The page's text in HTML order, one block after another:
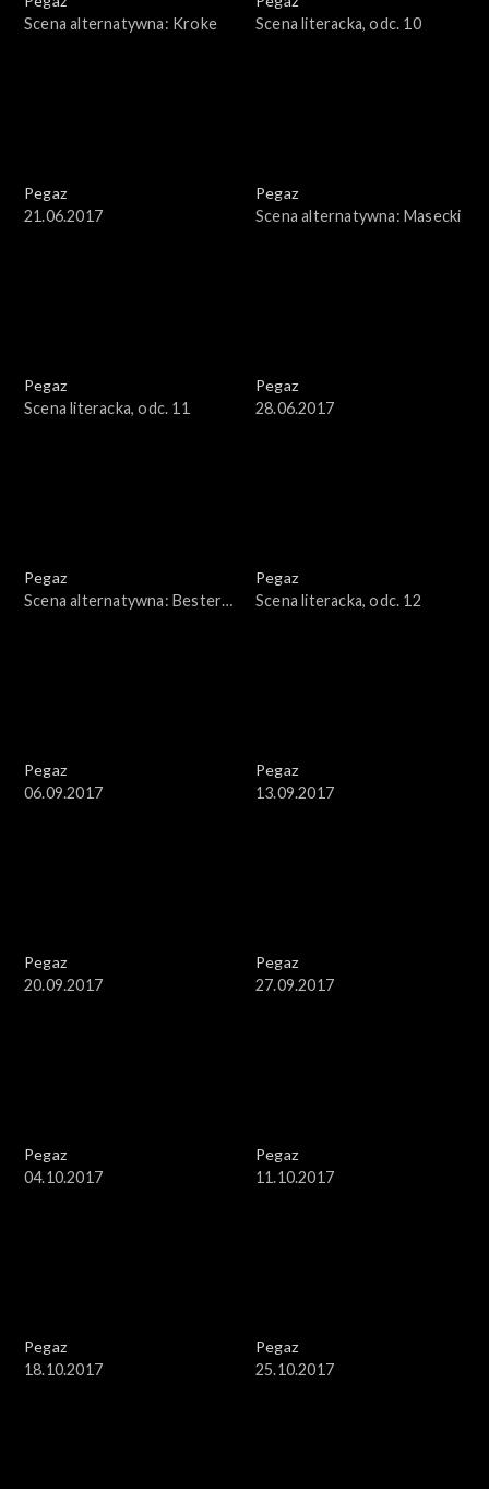
Scena alternatywna: Kroke
Scena literacka, odc. 10
Pegaz
21.06.2017
Pegaz
Scena alternatywna: Masecki
Pegaz
Scena literacka, odc. 11
Pegaz
28.06.2017
Pegaz
Scena alternatywna: Bester
Pegaz
Scena literacka, odc. 12
Pegaz
06.09.2017
Pegaz
13.09.2017
Pegaz
20.09.2017
Pegaz
27.09.2017
Pegaz
04.10.2017
Pegaz
11.10.2017
Pegaz
18.10.2017
Pegaz
25.10.2017